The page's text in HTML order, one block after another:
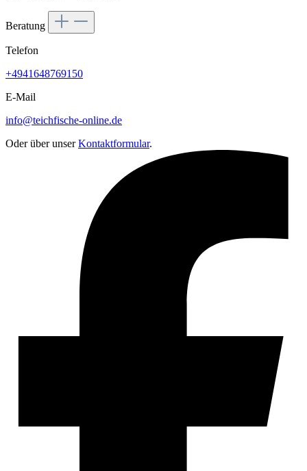
Beratung
Telefon
+4941648769150
E-Mail
info@teichfische-online.de
Oder über unserKontaktformular.